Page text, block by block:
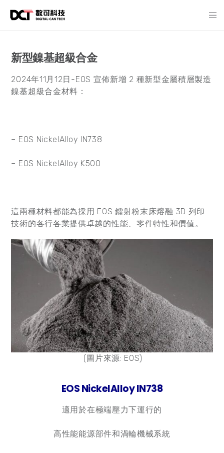
新型鎳基超級合金
2024年11月12日-EOS 宣佈新增 2 種新型金屬積層製造
鎳基超級合金材料：
– EOS NickelAlloy IN738
– EOS NickelAlloy K500
這兩種材料都能為採用 EOS 鐳射粉末床熔融 3D 列印
技術的各行各業提供卓越的性能、零件特性和價值。
(圖片來源: EOS)
EOS NickelAlloy IN738
適用於在極端壓力下運行的
高性能能源部件和渦輪機械系統